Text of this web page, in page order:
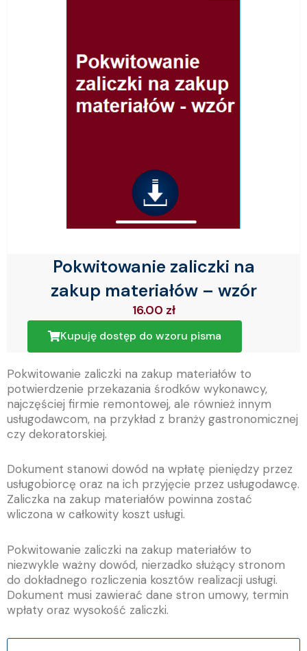
Pokwitowanie zaliczki na
zakup materiałów – wzór
16.00 zł
Kupuję dostęp do wzoru pisma
Pokwitowanie zaliczki na zakup materiałów to
potwierdzenie przekazania środków wykonawcy,
najczęściej firmie remontowej, ale również innym
usługodawcom, na przykład z branży gastronomicznej
czy dekoratorskiej.
Dokument stanowi dowód na wpłatę pieniędzy przez
usługobiorcę oraz na ich przyjęcie przez usługodawcę.
Zaliczka na zakup materiałów powinna zostać
wliczona w całkowity koszt usługi.
Pokwitowanie zaliczki na zakup materiałów to
niezwykle ważny dowód, nierzadko służący stronom
do dokładnego rozliczenia kosztów realizacji usługi.
Dokument musi zawierać dane stron umowy, termin
wpłaty oraz wysokość zaliczki.